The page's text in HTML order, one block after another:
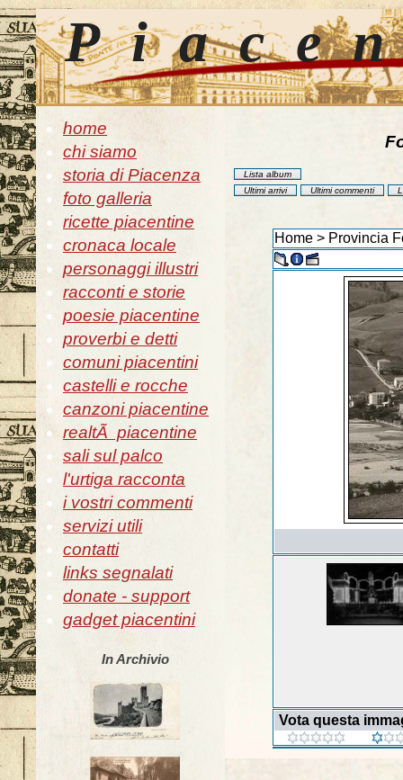
home
chi siamo
storia di Piacenza
foto galleria
ricette piacentine
cronaca locale
personaggi illustri
racconti e storie
poesie piacentine
proverbi e detti
comuni piacentini
castelli e rocche
canzoni piacentine
realtÃ piacentine
sali sul palco
l'urtiga racconta
i vostri commenti
servizi utili
contatti
links segnalati
donate - support
gadget piacentini
In Archivio
Lista album
Ultimi arrivi
Ultimi commenti
Home > Provincia
Vota questa